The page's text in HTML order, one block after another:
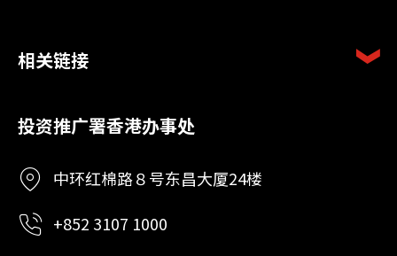
相关链接
投资推广署香港办事处
中环红棉路８号东昌大厦24楼
+852 3107 1000